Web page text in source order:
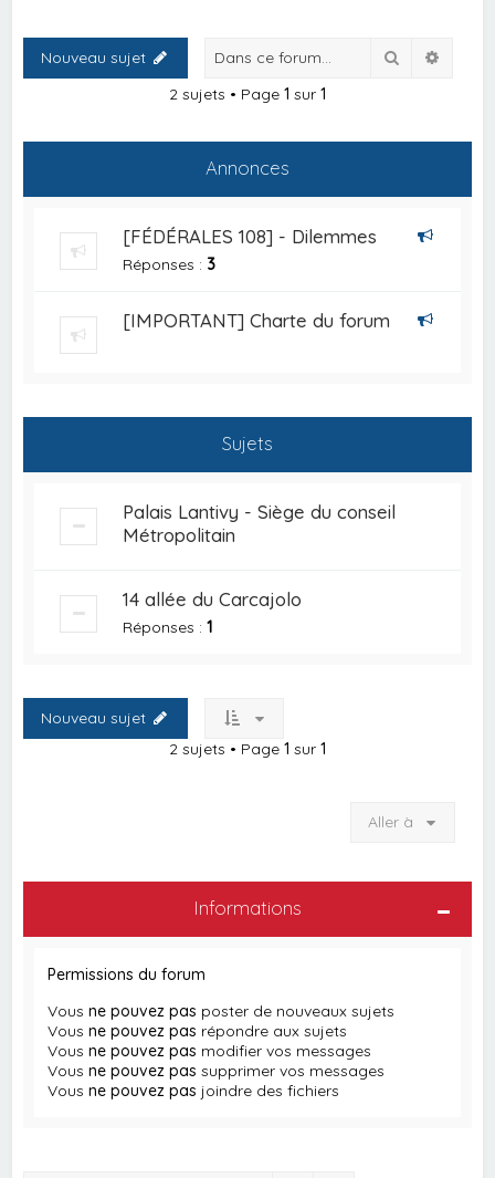
Nouveau sujet Rechercher
2 sujets • Page 1 sur 1
Annonces
[FÉDÉRALES 108] - Dilemmes
Réponses : 3
[IMPORTANT] Charte du forum
Sujets
Palais Lantivy - Siège du conseil
Métropolitain
14 allée du Carcajolo
Réponses :1
Nouveau sujet
2 sujets • Page 1 sur 1
Aller à
Informations
Permissions du forum
Vousne pouvez pas poster de nouveaux sujets
Vousne pouvez pas répondre aux sujets
Vousne pouvez pas modifier vos messages
Vousne pouvez pas supprimer vos messages
Vousne pouvez pas joindre des fichiers